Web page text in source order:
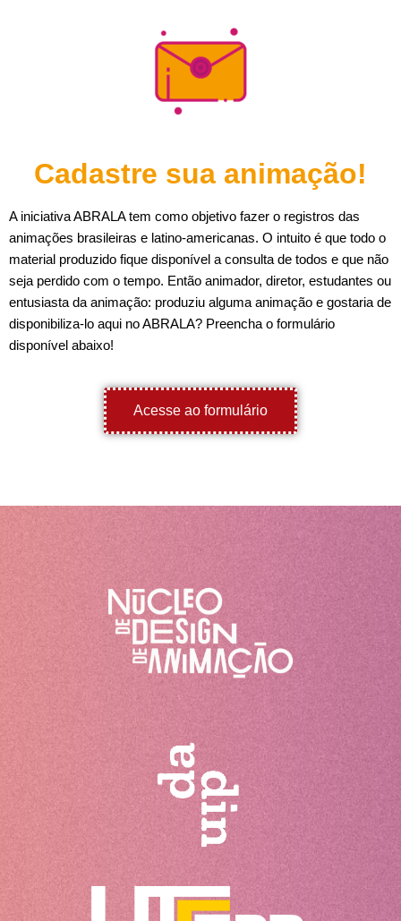
Cadastre sua animação!
A iniciativa ABRALA tem como objetivo fazer o registros das
animações brasileiras e latino-americanas. O intuito é que todo o
material produzido fique disponível a consulta de todos e que não
seja perdido com o tempo. Então animador, diretor, estudantes ou
entusiasta da animação: produziu alguma animação e gostaria de
disponibiliza-lo aqui no ABRALA? Preencha o formulário
disponível abaixo!
Acesse ao formulário